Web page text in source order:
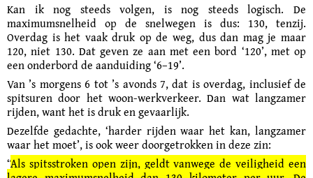
Kan ik nog steeds volgen, is nog steeds logisch. De
maximumsnelheid op de snelwegen is dus: 130, tenzij.
Overdag is het vaak druk op de weg, dus dan mag je maar
120, niet 130. Dat geven ze aan met een bord ‘120’, met op
een onderbord de aanduiding ‘6–19’.
Van ’s morgens 6 tot ’s avonds 7, dat is overdag, inclusief de
spitsuren door het woon-werkverkeer. Dan wat langzamer
rijden, want het is druk en gevaarlijk.
Dezelfde gedachte, ‘harder rijden waar het kan, langzamer
waar het moet’, is ook weer doorgetrokken in deze zin:
“Als spitsstroken open zijn, geldt vanwege de veiligheid een